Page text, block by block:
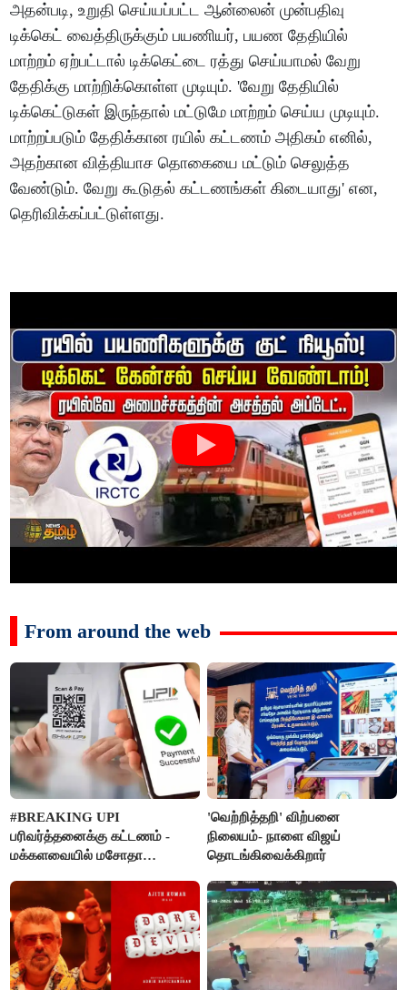
அதன்படி, உறுதி செய்யப்பட்ட ஆன்லைன் முன்பதிவு
டிக்கெட் வைத்திருக்கும் பயணியர், பயண தேதியில்
மாற்றம் ஏற்பட்டால் டிக்கெட்டை ரத்து செய்யாமல் வேறு
தேதிக்கு மாற்றிக்கொள்ள முடியும். 'வேறு தேதியில்
டிக்கெட்டுகள் இருந்தால் மட்டுமே மாற்றம் செய்ய முடியும்.
மாற்றப்படும் தேதிக்கான ரயில் கட்டணம் அதிகம் எனில்,
அதற்கான வித்தியாச தொகையை மட்டும் செலுத்த
வேண்டும். வேறு கூடுதல் கட்டணங்கள் கிடையாது' என,
தெரிவிக்கப்பட்டுள்ளது.
From around the web
#BREAKING UPI
பரிவர்த்தனைக்கு கட்டணம் -
மக்களவையில் மசோதா
'வெற்றித்தறி' விற்பனை
நிலையம்- நாளை விஜய்
தொடங்கிவைக்கிறார்